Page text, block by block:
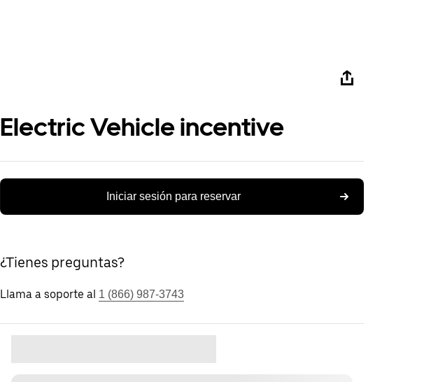
Electric Vehicle incentive
Iniciar sesión para reservar
¿Tienes preguntas?
Llama a soporte al 1 (866) 987-3743